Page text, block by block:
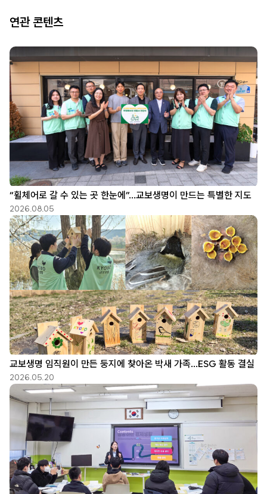
연관 콘텐츠
“휠체어로 갈 수 있는 곳 한눈에”…교보생명이 만드는 특별한 지도
2026.08.05
교보생명 임직원이 만든 둥지에 찾아온 박새 가족…ESG 활동 결실
2026.05.20